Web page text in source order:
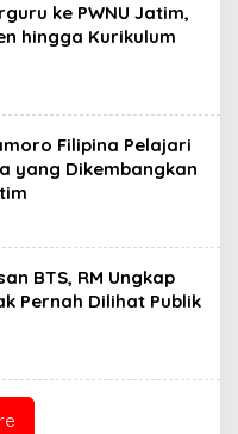
ke PWNU Jatim,
hingga Kurikulum
Filipina Pelajari
yang Dikembangkan
BTS, RM Ungkap
Pernah Dilihat Publik